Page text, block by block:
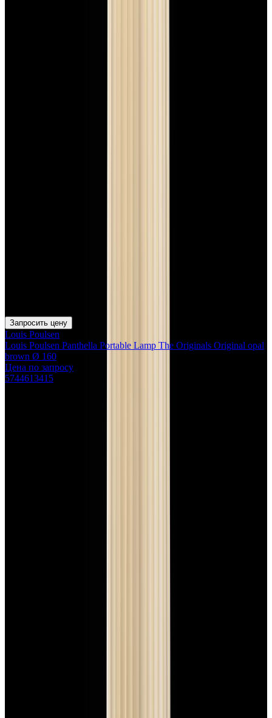
Запросить цену
Louis Poulsen
Louis Poulsen Panthella Portable Lamp The Originals Original opal
brown Ø 160
Цена по запросу
5744613415